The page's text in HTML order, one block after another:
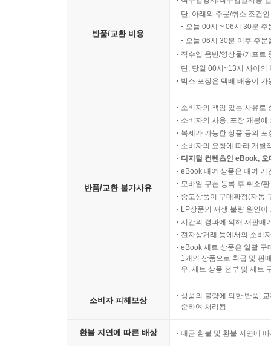
반품/교환 비용
단, 아래의 주문/취소 조건
오늘 00시 ~ 06시 30분
오늘 06시 30분 이후 주
직수입 음반/영상물/기프트
단, 당일 00시~13시 사이의
박스 포장은 택배 배송이
반품/교환 불가사유
소비자의 책임 있는 사유로
소비자의 사용, 포장 개봉
복제가 가능한 상품 등의
소비자의 요청에 따라 개별
디지털 컨텐츠인 eBook,
eBook 대여 상품은 대여 기
모바일 쿠폰 등록 후 취소/
중고상품이 구매확정(자동
LP상품의 재생 불량 원인
시간의 경과에 의해 재판매
전자상거래 등에서의 소비
eBook 세트 상품은 일괄 구
1개의 상품으로 취급 및 판
우, 세트 상품 전부 및 세트
소비자 피해보상
상품의 불량에 의한 반품,
준하여 처리됨
환불 지연에 따른 배상 대금 환불 및 환불 지연에